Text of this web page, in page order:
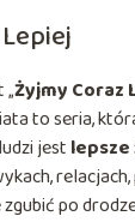
Żyjmy Coraz
to seria,
jest lepsze
po